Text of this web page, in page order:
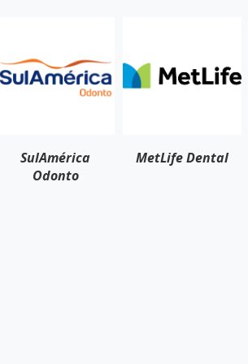
SulAmérica
Odonto
MetLife Dental